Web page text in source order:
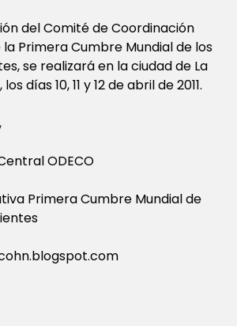
del Comité de Coordinación
Primera Cumbre Mundial de los
se realizará en la ciudad de La
días 10, 11 y 12 de abril de 2011.
ODECO
Primera Cumbre Mundial de